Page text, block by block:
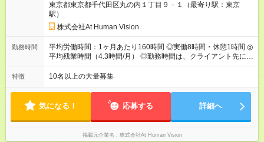
給：年２回（3月、9月) 試用期間：6ヶ月 ※上記額にはみなし残
業代（月15時間分）が含まれた 金額になります。超過分は追加
で全額支給。 【頑張りを給与・キャリアに還元します】 年に2
回⼈事評価があり等級が決まります。 等級に合わせた給与設定
のため、若い内からでも頑張り次第で給与アップが叶います。
⼀般職（20～31万円）→リーダー（⽉給26～36万円） →係⻑
～58万円） 【試用期間】試用期間あり 試用期間の長さ：6ヶ月
※ 雇用形態と給与に、本採用時と異なる部分があります。 雇用
形態：本採用時と同じです。 給与：月給 224,000円 ～ 330,000
円 上記額にはみなし残業代を含みます。※超過分は全額支給い
たします。 みなし残業代 24,000円 ～ 34,000円／月 みなし残業
時間 15時間／月
東京都東京都千代田区丸の内１丁目９－１（最寄り駅：東京
駅）
株式会社At Human Vision
勤務時間
平均労働時間：1ヶ月あたり160時間 ◎実働8時間・休憩1時間 ◎
平均残業時間（4.3時間/月） ◎勤務時間は、クライアント先に
より異なります。 ※＜シフト例＞ 10:00～19:00／11:00～
20:00 平均労働時間：1ヶ月あたり160時間 ◎実働8時間・休憩1
先に より異なります。 ※＜シフト例＞ 10:00～19:00／11:00
～20:00
特徴 10名以上の大量募集
気になる！ 応募する 詳細へ
掲載元企業名 株式会社At Human Vision